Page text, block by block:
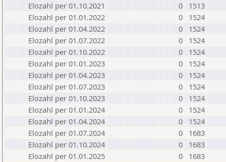
Elozahl per 01.10.2021
0
1513
Elozahl per 01.01.2022
0
1524
Elozahl per 01.04.2022
0
1524
Elozahl per 01.07.2022
0
1524
Elozahl per 01.10.2022
0
1524
Elozahl per 01.01.2023
0
1524
Elozahl per 01.04.2023
0
1524
Elozahl per 01.07.2023
0
1524
Elozahl per 01.10.2023
0
1524
Elozahl per 01.01.2024
0
1524
Elozahl per 01.04.2024
0
1524
Elozahl per 01.07.2024
0
1683
Elozahl per 01.10.2024
0
1683
Elozahl per 01.01.2025
0
1683